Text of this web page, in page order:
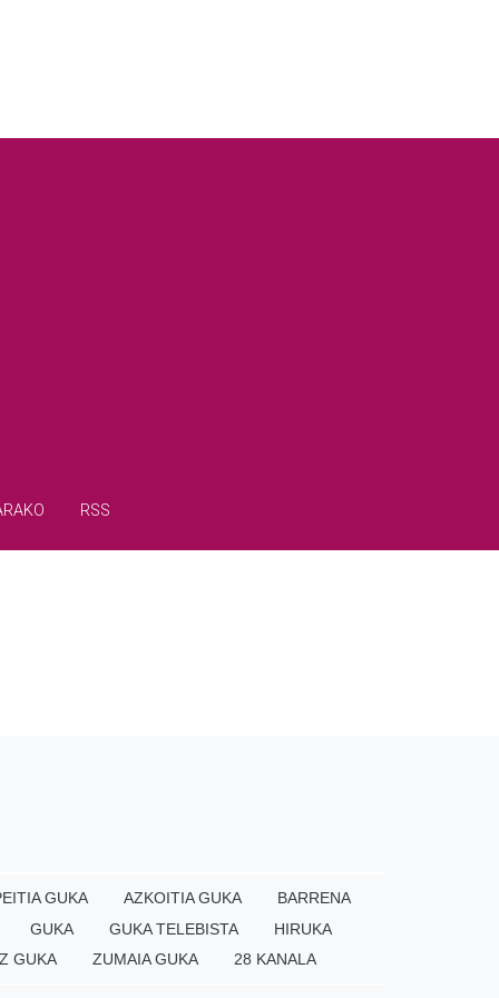
RSS
GUKA AZKOITIA GUKA
BARRENA
GUKA
GUKA TELEBISTA
HIRUKA
GUKA
ZUMAIA GUKA 28 KANALA